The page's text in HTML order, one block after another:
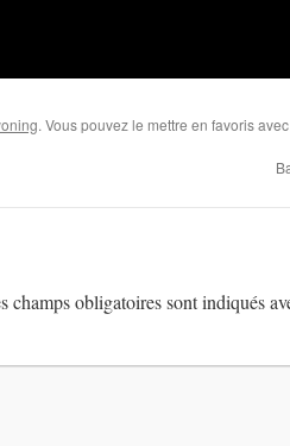
. Vous pouvez le mettre en favoris avec
champs obligatoires sont indiqués